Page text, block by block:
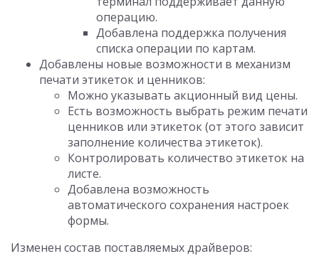
операцию.
Добавлена поддержка получения
списка операции по картам.
Добавлены новые возможности в механизм
печати этикеток и ценников:
Можно указывать акционный вид цены.
Есть возможность выбрать режим печати
ценников или этикеток (от этого зависит
заполнение количества этикеток).
Контролировать количество этикеток на
листе.
Добавлена возможность
автоматического сохранения настроек
формы.
Изменен состав поставляемых драйверов: